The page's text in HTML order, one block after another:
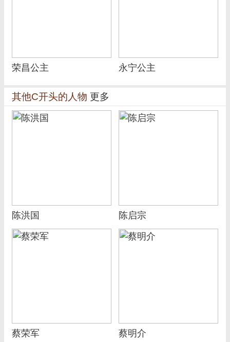
荣昌公主 永宁公主
其他C开头的人物 更多
陈洪国 陈启宗
蔡荣军 蔡明介